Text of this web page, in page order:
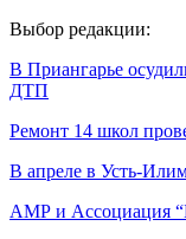
Выбор редакции:
В Приангарье
ДТП
Ремонт 14 школ
В апреле в Усть-
АМР и Ассоциация